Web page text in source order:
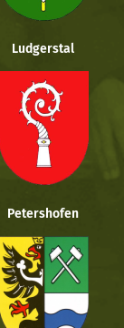
Ludgerstal
Petershofen